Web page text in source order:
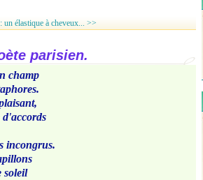
un élastique à cheveux... >>
parisien.
champ
d'accords
incongrus.
soleil